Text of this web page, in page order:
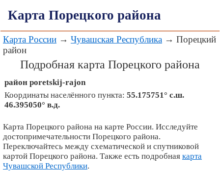
Карта Порецкого района
Карта России → Чувашская Республика → Порецкий
район
Подробная карта Порецкого района
район poretskij-rajon
Координаты населённого пункта: 55.175751° с.ш.
46.395050° в.д.
Карта Порецкого района на карте России. Исследуйте
достопримечательности Порецкого района.
Переключайтесь между схематической и спутниковой
картой Порецкого района. Также есть подробная карта
Чувашской Республики.